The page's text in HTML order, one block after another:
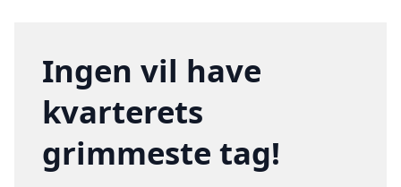
Ingen vil have
kvarterets
grimmeste tag!